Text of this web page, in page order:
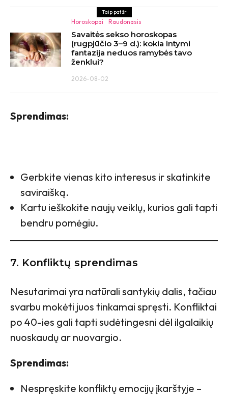
Taip pat žr
Horoskopai Raudonasis
Savaitės sekso horoskopas
(rugpjūčio 3–9 d.): kokia intymi
fantazija neduos ramybės tavo
ženklui?
2026-08-02
Sprendimas:
Gerbkite vienas kito interesus ir skatinkite
saviraišką.
Kartu ieškokite naujų veiklų, kurios gali tapti
bendru pomėgiu.
7. Konfliktų sprendimas
Nesutarimai yra natūrali santykių dalis, tačiau
svarbu mokėti juos tinkamai spręsti. Konfliktai
po 40-ies gali tapti sudėtingesni dėl ilgalaikių
nuoskaudų ar nuovargio.
Sprendimas:
Nespręskite konfliktų emocijų įkarštyje –